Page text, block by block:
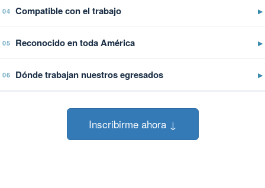
04 Compatible con el trabajo ▶
05 Reconocido en toda América ▶
06 Dónde trabajan nuestros egresados ▶
Inscribirme ahora ↓